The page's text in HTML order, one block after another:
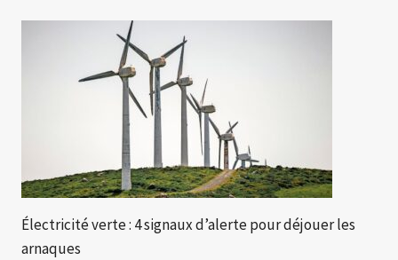
Électricité verte : 4 signaux d’alerte pour déjouer les
arnaques